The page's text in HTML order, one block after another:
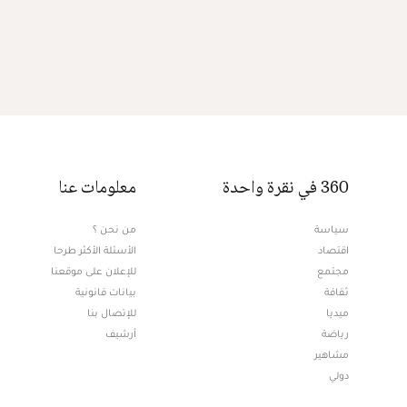
360 في نقرة واحدة
سياسة
اقتصاد
مجتمع
ثقافة
ميديا
رياضة
مشاهير
دولي
معلومات عنا
من نحن ؟
الأسئلة الأكثر طرحا
للإعلان على موقعنا
بيانات قانونية
للإتصال بنا
أرشيف